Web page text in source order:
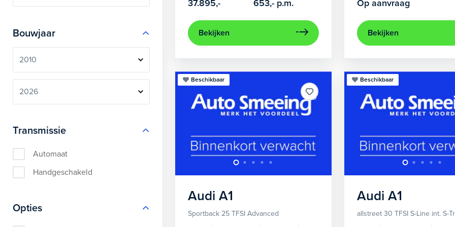
Bouwjaar
Transmissie
Automaat
Handgeschakeld
Opties
37.895,- 653,- p.m.
Bekijken
Op aanvraag
Bekijken
Beschikbaar
Audi A1
Sportback 25 TFSI Advanced
Beschikbaar
Audi A1
allstreet 30 TFSI S-Line int. S-